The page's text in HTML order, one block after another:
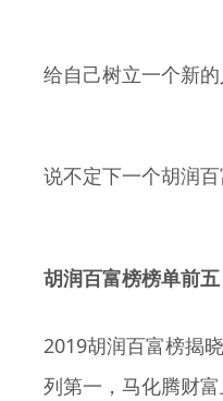
给自己树立一个新的
说不定下一个胡润百
胡润百富榜榜单前五
2019胡润百富榜揭
列第一，马化腾财